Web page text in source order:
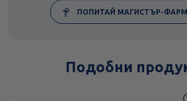
ПОПИТАЙ МАГИСТЪР-
Подобни